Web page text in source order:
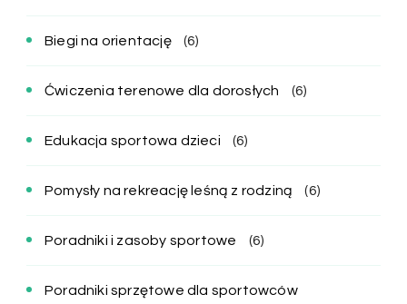
Biegi na orientację (6)
Ćwiczenia terenowe dla dorosłych (6)
Edukacja sportowa dzieci (6)
Pomysły na rekreację leśną z rodziną (6)
Poradniki i zasoby sportowe (6)
Poradniki sprzętowe dla sportowców